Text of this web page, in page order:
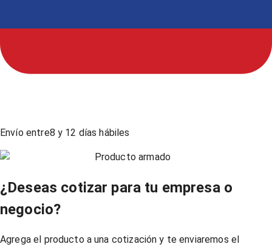
Envío entre8 y 12 días hábiles
Producto armado
¿Deseas cotizar para tu empresa o
negocio?
Agrega el producto a una cotización y te enviaremos el